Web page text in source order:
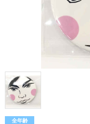
全年齢